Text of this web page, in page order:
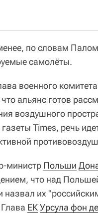
по словам
самолёты.
военного
альянс готов
воздушного
Times, речь
министр Польши
что над
назвал их
ЕКУрсула фон